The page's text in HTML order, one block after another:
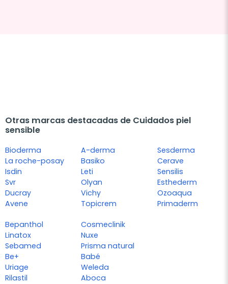
Otras marcas destacadas de Cuidados piel
sensible
Bioderma
La roche-posay
Isdin
Svr
Ducray
Avene
A-derma
Basiko
Leti
Olyan
Vichy
Topicrem
Sesderma
Cerave
Sensilis
Esthederm
Ozoaqua
Primaderm
Bepanthol
Linatox
Sebamed
Be+
Uriage
Rilastil
Cosmeclinik
Nuxe
Prisma natural
Babé
Weleda
Aboca